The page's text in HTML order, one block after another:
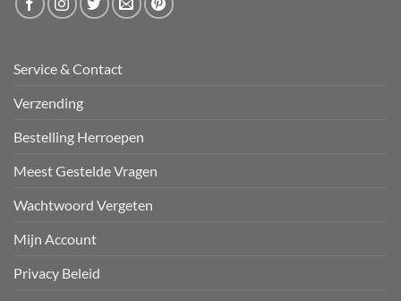
Service & Contact
Verzending
Bestelling Herroepen
Meest Gestelde Vragen
Wachtwoord Vergeten
Mijn Account
Privacy Beleid